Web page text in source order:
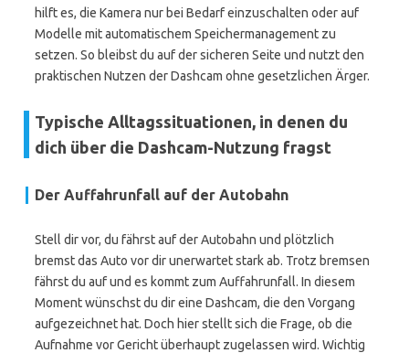
hilft es, die Kamera nur bei Bedarf einzuschalten oder auf
Modelle mit automatischem Speichermanagement zu
setzen. So bleibst du auf der sicheren Seite und nutzt den
praktischen Nutzen der Dashcam ohne gesetzlichen Ärger.
Typische Alltagssituationen, in denen du
dich über die Dashcam-Nutzung fragst
Der Auffahrunfall auf der Autobahn
Stell dir vor, du fährst auf der Autobahn und plötzlich
bremst das Auto vor dir unerwartet stark ab. Trotz bremsen
fährst du auf und es kommt zum Auffahrunfall. In diesem
Moment wünschst du dir eine Dashcam, die den Vorgang
aufgezeichnet hat. Doch hier stellt sich die Frage, ob die
Aufnahme vor Gericht überhaupt zugelassen wird. Wichtig